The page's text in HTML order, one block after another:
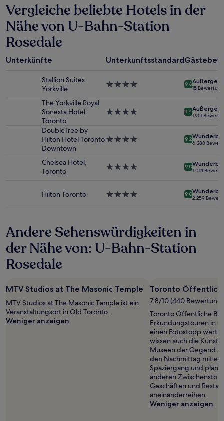
den
letzten
24 Stunden
für
einen
mit
2 Erwachsenen
Verfügbarkeiten
Bedingungen
Vergleiche beliebte Hotels in der
Nähe von U-Bahn-Station
Rosedale
Unterkünfte Unterkunftsstandard
Stallion Suites
Yorkville
4.0-
9.8
15
The Yorkville Royal
Sonesta Hotel
Toronto
4.0-
9.4
1.951
DoubleTree by
Hilton Hotel Toronto
Downtown
4.0-
9.2
6.288
Chelsea Hotel,
Toronto
4.0-
9.0
1.014
Hilton Toronto
4.0-
9.0
2.259
Andere Sehenswürdigkeiten in
der Nähe von: U-Bahn-Station
Rosedale
MTV Studios at The Masonic Temple
MTV Studios at The Masonic Temple ist ein
Veranstaltungsort in Old Toronto.
Weniger anzeigen
Toronto
7.8/10 (440
Toronto Öffentliche
Erkundungstouren in
einen Fotostopp wert.
wissen auch die
Museen der Gegend
den Nachmittag mit
Spaziergang und
anderen
Geschäften und
aneinanderreihen.
Weniger anzeigen